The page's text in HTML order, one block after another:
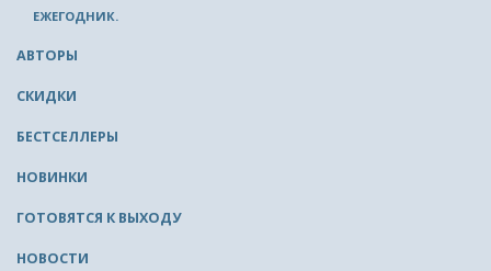
ЕЖЕГОДНИК.
АВТОРЫ
СКИДКИ
БЕСТСЕЛЛЕРЫ
НОВИНКИ
ГОТОВЯТСЯ К ВЫХОДУ
НОВОСТИ